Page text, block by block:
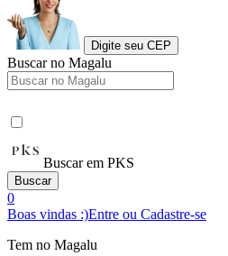
Digite seu CEP
Buscar no Magalu
Buscar em PKS
Buscar
0
Boas vindas :)Entre ou Cadastre-se
Tem no Magalu